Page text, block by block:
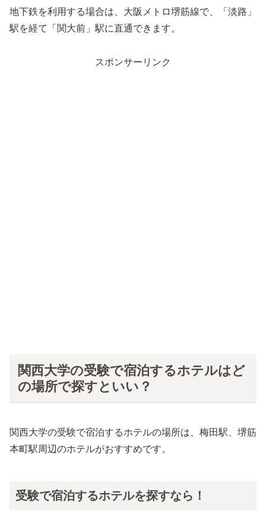
地下鉄を利用する場合は、大阪メトロ堺筋線で、「淡路」
駅を経て「関大前」駅に直通できます。
スポンサーリンク
関西大学の受験で宿泊するホテルはど
の場所で探すといい？
関西大学の受験で宿泊するホテルの場所は、梅田駅、堺筋
本町駅周辺のホテルがおすすめです。
受験で宿泊するホテルを探すなら！